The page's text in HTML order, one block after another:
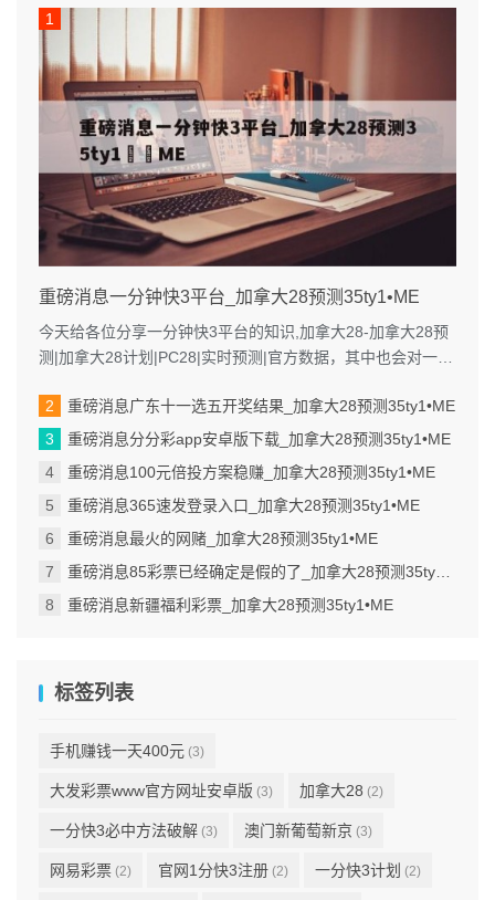
重磅消息一分钟快3平台_加拿大28预测35ty1 •ME
今天给各位分享一分钟快3平台的知识,加拿大28-加拿大28预
测|加拿大28计划|PC28|实时预测|官方数据，其中也会对一分
重磅消息广东十一选五开奖结果_加拿大28预测35ty1 •ME
重磅消息分分彩app安卓版下载_加拿大28预测35ty1 •ME
重磅消息100元倍投方案稳赚_加拿大28预测35ty1 •ME
重磅消息365速发登录入口_加拿大28预测35ty1 •ME
重磅消息最火的网赌_加拿大28预测35ty1 •ME
重磅消息85彩票已经确定是假的了_加拿大28预测35ty1 •ME
重磅消息新疆福利彩票_加拿大28预测35ty1 •ME
标签列表
手机赚钱一天400元 (3)
大发彩票www官方网址安卓版 (3) 加拿大28 (2)
一分快3必中方法破解 (3) 澳门新葡萄新京 (3)
网易彩票 (2) 官网1分快3注册 (2) 一分快3计划 (2)